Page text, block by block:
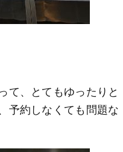
て、とてもゆったりと
予約しなくても問題な